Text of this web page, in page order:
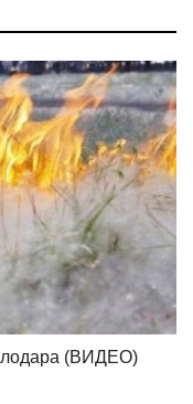
(ВИДЕО)